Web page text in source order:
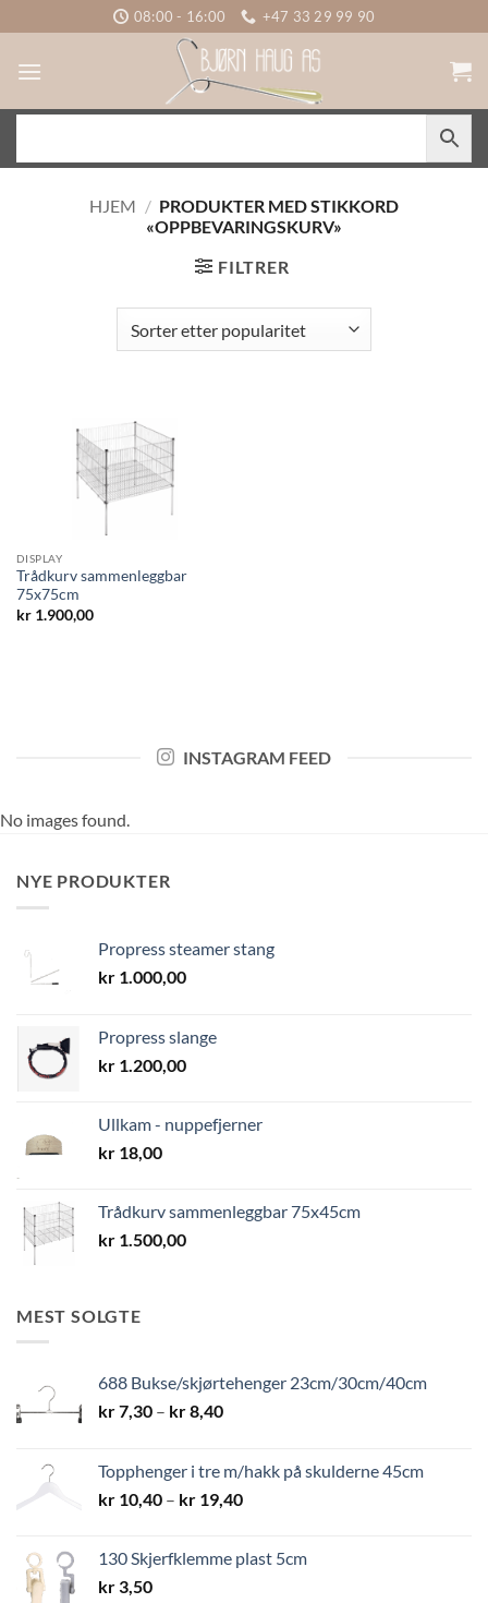
to
content
08:00 - 16:00 +47 33 29 99 90
HJEM / PRODUKTER MED STIKKORD
«OPPBEVARINGSKURV»
FILTRER
DISPLAY
Trådkurv sammenleggbar
75x75cm
kr1.900,00
INSTAGRAM FEED
No images found.
NYE PRODUKTER
Propress steamer stang
kr 1.000,00
Propress slange
kr 1.200,00
Ullkam - nuppefjerner
kr 18,00
Trådkurv sammenleggbar 75x45cm
kr 1.500,00
MEST SOLGTE
688 Bukse/skjørtehenger 23cm/30cm/40cm
kr7,30 – kr8,40Prisområde:
kr 8,40
Topphenger i tre m/hakk på skulderne 45cm
kr 10,40 – kr 19,40Prisområde:
kr 19,40
130 Skjerfklemme plast 5cm
kr 3,50